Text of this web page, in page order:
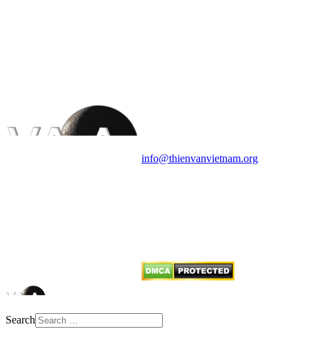
info@thienvanvietnam.org
Search